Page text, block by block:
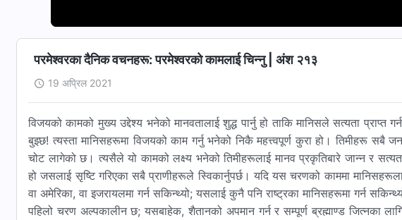
परमेश्‍वरका दैनिक वचनहरू: परमेश्‍वरको कामलाई चिन्‍नु | अंश २१३
19 अप्रिल 2021
विजयको कामको मुख्य उद्देश्य भनेको मानवतालाई शुद्ध पार्नु हो ताकि मानिसले सत्यता
बुझ्‍छ! त्यस्ता मानिसहरूमा विजयको काम गर्नु भनेको निकै महत्त्वपूर्ण कुरा हो। तिमीहरू सबै
चोट लागेको छ। त्यसैले यो कामको लक्ष्य भनेको तिमीहरूलाई मानव प्रकृतिबारे जान्‍न र
हो जसलाई सृष्टि गरिएका सबै प्राणीहरूले स्विकार्नुपर्छ। यदि यस चरणको काममा
वा अमेरिका, वा इजरायलमा गर्न सकिन्थ्यो; यसलाई कुनै पनि राष्ट्रका मानिसहरूमा गर्न
पहिलो चरण अल्पकालीन छ; यसबाहेक, शैतानको अपमान गर्न र सम्पूर्ण ब्रह्माण्ड जित्‍नका